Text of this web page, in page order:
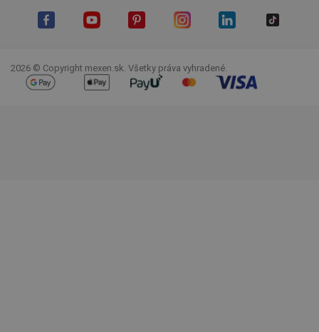
2026 © Copyright mexen.sk. Všetky práva vyhradené.